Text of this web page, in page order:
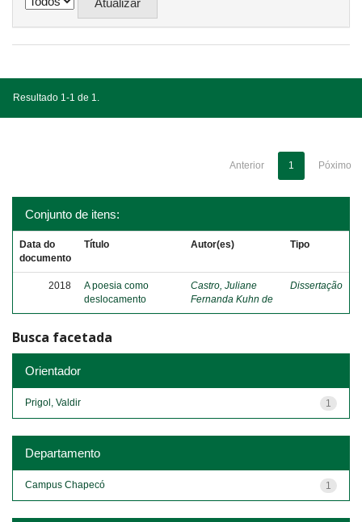
Resultado 1-1 de 1.
Anterior 1 Póximo
Conjunto de itens:
Data do
documento
Título Autor(es) Tipo
2018
A poesia como
deslocamento
Castro, Juliane
Fernanda Kuhn de
Dissertação
Busca facetada
Orientador
1
Prigol, Valdir
Departamento
1
Campus Chapecó